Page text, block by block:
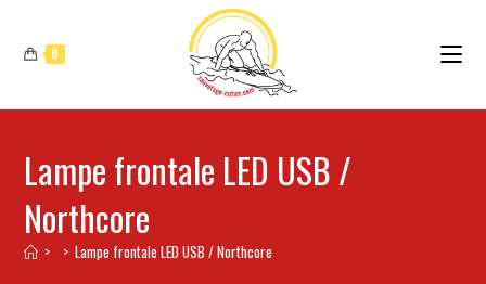
0
Lampe frontale LED USB /
Northcore
> > Lampe frontale LED USB / Northcore